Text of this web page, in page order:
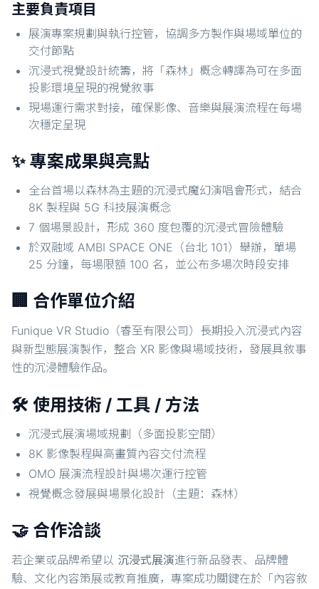
主要負責項目
展演專案規劃與執行控管，協調多方製作與場域單位的
交付節點
沉浸式視覺設計統籌，將「森林」概念轉譯為可在多面
投影環境呈現的視覺敘事
現場運行需求對接，確保影像、音樂與展演流程在每場
次穩定呈現
✨ 專案成果與亮點
全台首場以森林為主題的沉浸式魔幻演唱會形式，結合
8K 製程與 5G 科技展演概念
7 個場景設計，形成 360 度包覆的沉浸式冒險體驗
於双融域 AMBI SPACE ONE（台北 101）舉辦，單場
25 分鐘，每場限額 100 名，並公布多場次時段安排
🏢 合作單位介紹
Funique VR Studio（睿至有限公司）長期投入沉浸式內容
與新型態展演製作，整合 XR 影像與場域技術，發展具敘事
性的沉浸體驗作品。
🛠️ 使用技術 / 工具 / 方法
沉浸式展演場域規劃（多面投影空間）
8K 影像製程與高畫質內容交付流程
OMO 展演流程設計與場次運行控管
視覺概念發展與場景化設計（主題：森林）
🤝 合作洽談
若企業或品牌希望以 沉浸式展演進行新品發表、品牌體
驗、文化內容策展或教育推廣，專案成功關鍵在於「內容敘